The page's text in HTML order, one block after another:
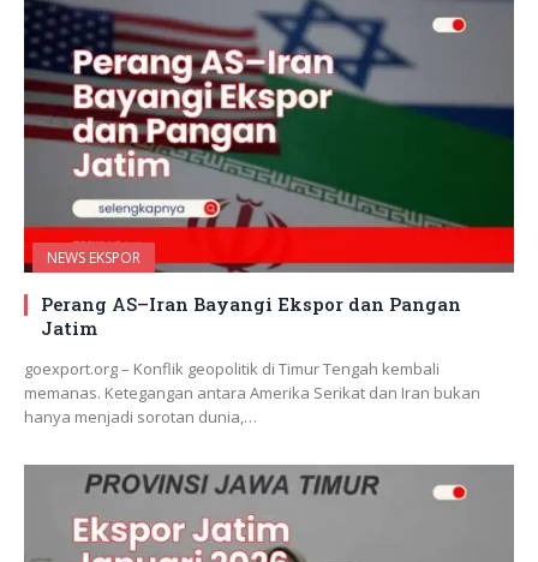
NEWS EKSPOR
Perang AS–Iran Bayangi Ekspor dan Pangan
Jatim
goexport.org – Konflik geopolitik di Timur Tengah kembali
memanas. Ketegangan antara Amerika Serikat dan Iran bukan
hanya menjadi sorotan dunia,…